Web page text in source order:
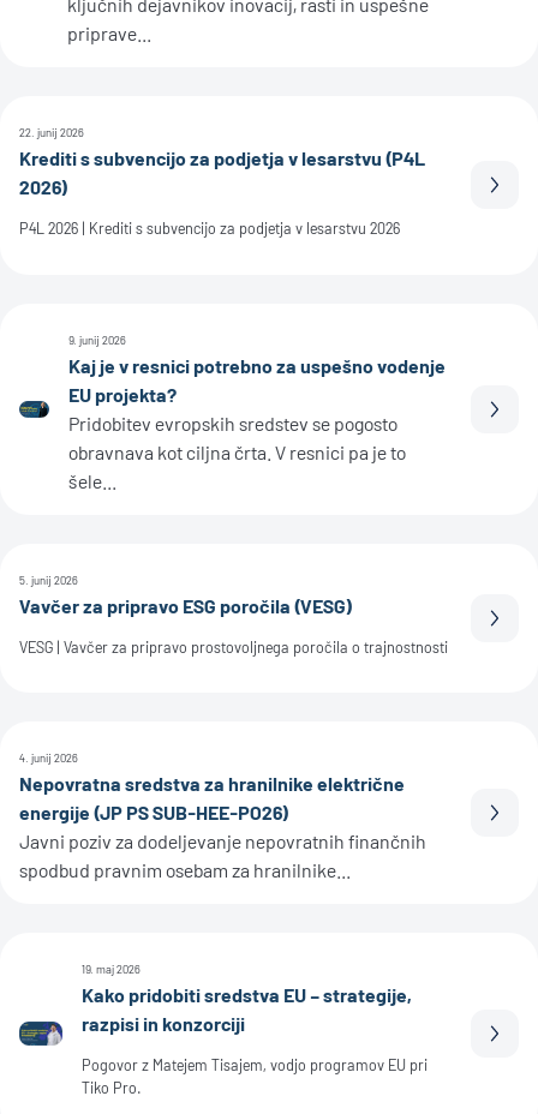
priprave...
22. junij 2026
Krediti s subvencijo za podjetja v lesarstvu (P4L
2026)
P4L 2026 | Krediti s subvencijo za podjetja v lesarstvu 2026
9. junij 2026
Kaj je v resnici potrebno za uspešno vodenje
EU projekta?
Pridobitev evropskih sredstev se pogosto
obravnava kot ciljna črta. V resnici pa je to
šele...
5. junij 2026
Vavčer za pripravo ESG poročila (VESG)
VESG | Vavčer za pripravo prostovoljnega poročila o trajnostnosti
4. junij 2026
Nepovratna sredstva za hranilnike električne
energije (JP PS SUB-HEE-PO26)
Javni poziv za dodeljevanje nepovratnih finančnih
spodbud pravnim osebam za hranilnike...
19. maj 2026
Kako pridobiti sredstva EU – strategije,
razpisi in konzorciji
Pogovor z Matejem Tisajem, vodjo programov EU pri
Tiko Pro.